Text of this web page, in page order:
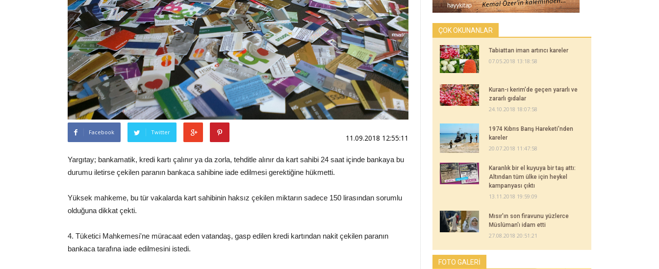
Facebook Twitter
11.09.2018 12:55:11
Yargıtay; bankamatik, kredi kartı çalınır ya da zorla, tehditle alınır da kart sahibi 24 saat içinde bankaya bu
durumu iletirse çekilen paranın bankaca sahibine iade edilmesi gerektiğine hükmetti.
Yüksek mahkeme, bu tür vakalarda kart sahibinin haksız çekilen miktarın sadece 150 lirasından sorumlu
olduğuna dikkat çekti.
4. Tüketici Mahkemesi'ne müracaat eden vatandaş, gasp edilen kredi kartından nakit çekilen paranın
bankaca tarafına iade edilmesini istedi.
ÇOK OKUNANLAR
Tabiattan iman artırıcı kareler
07.05.2018 13:18:58
Kuran-ı kerim'de geçen yararlı ve
zararlı gıdalar
24.10.2018 18:07:58
1974 Kıbrıs Barış Hareketi'nden
kareler
20.07.2018 11:47:58
Karanlık bir el kuyuya bir taş attı:
Altından tüm ülke için heykel
kampanyası çıktı
13.11.2018 19:59:09
Mısır'ın son firavunu yüzlerce
Müslüman'ı idam etti
27.08.2018 20:51:21
FOTO GALERİ